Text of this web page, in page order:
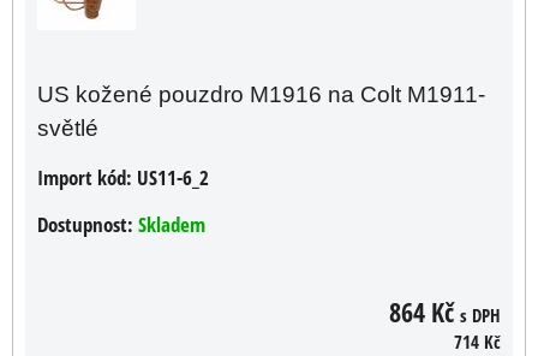
US kožené pouzdro M1916 na Colt M1911-
světlé
Import kód: US11-6_2
Dostupnost: Skladem
864 Kč s DPH
714 Kč